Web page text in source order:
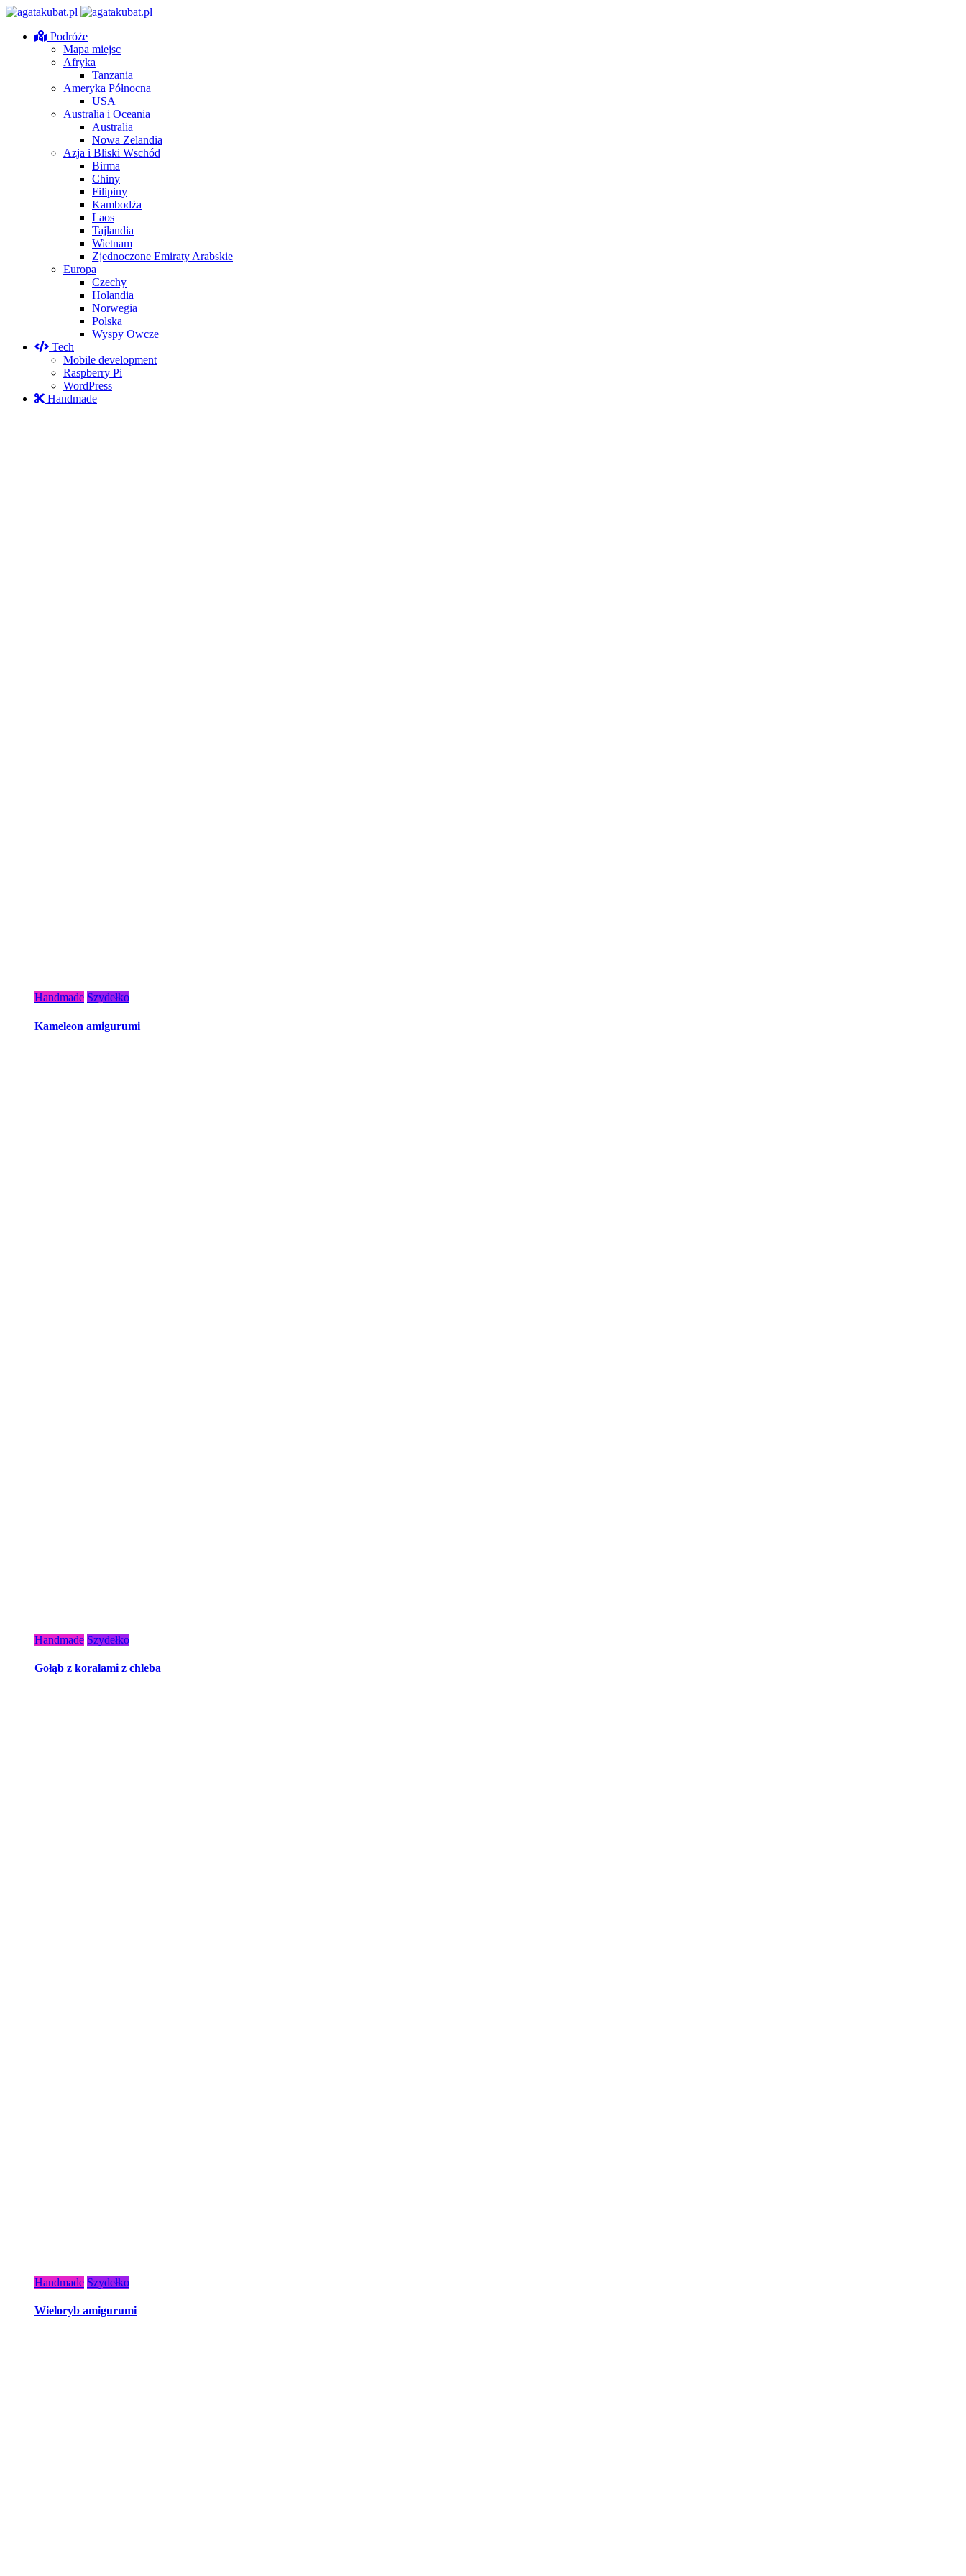
Podróże
Mapa miejsc
Afryka
Tanzania
Ameryka Północna
USA
Australia i Oceania
Australia
Nowa Zelandia
Azja i Bliski Wschód
Birma
Chiny
Filipiny
Kambodża
Laos
Tajlandia
Wietnam
Zjednoczone Emiraty Arabskie
Europa
Czechy
Holandia
Norwegia
Polska
Wyspy Owcze
Tech
Mobile development
Raspberry Pi
WordPress
Handmade
Handmade Szydełko
Kameleon amigurumi
Handmade Szydełko
Gołąb z koralami z chleba
Handmade Szydełko
Wieloryb amigurumi